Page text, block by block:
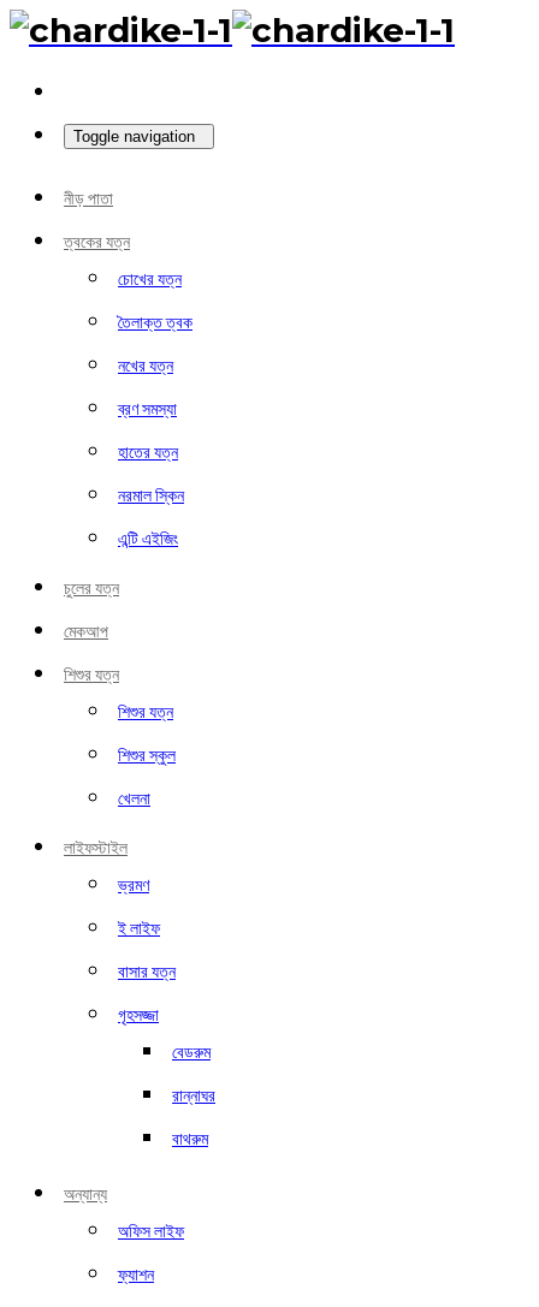
Toggle navigation
নীড় পাতা
ত্বকের যত্ন
চোখের যত্ন
তৈলাক্ত ত্বক
নখের যত্ন
ব্রণ সমস্যা
হাতের যত্ন
নরমাল স্কিন
এন্টি এইজিং
চুলের যত্ন
মেকআপ
শিশুর যত্ন
শিশুর যত্ন
শিশুর স্কুল
খেলনা
লাইফস্টাইল
ভ্রমণ
ই লাইফ
বাসার যত্ন
গৃহসজ্জা
বেডরুম
রান্নাঘর
বাথরুম
অন্যান্য
অফিস লাইফ
ফ্যাশন